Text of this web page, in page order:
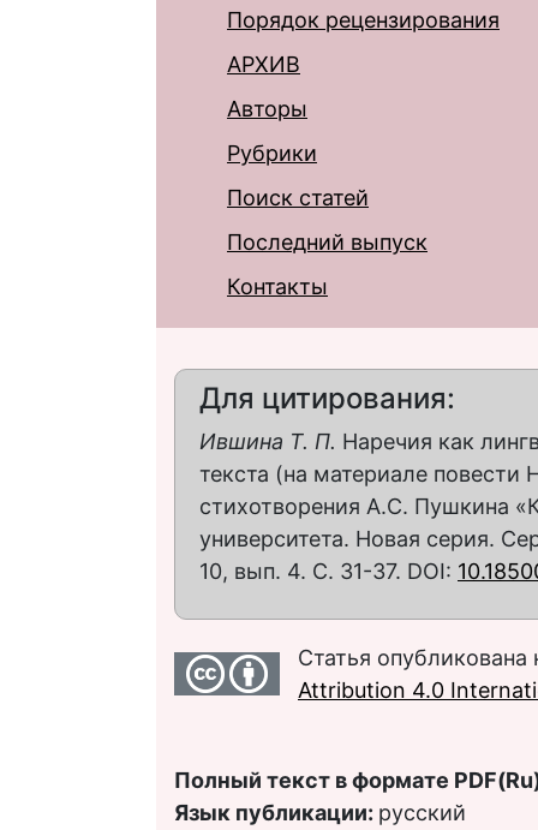
Порядок рецензирования
АРХИВ
Авторы
Рубрики
Поиск статей
Последний выпуск
Контакты
Для цитирования:
Ившина Т. П. Наречия как
текста (на материале повести
стихотворения А.С. Пушкина
университета. Новая серия.
10, вып. 4. С. 31-37. DOI:
Статья
Attribution 4.0
Полный текст в формате
Язык публикации: русский